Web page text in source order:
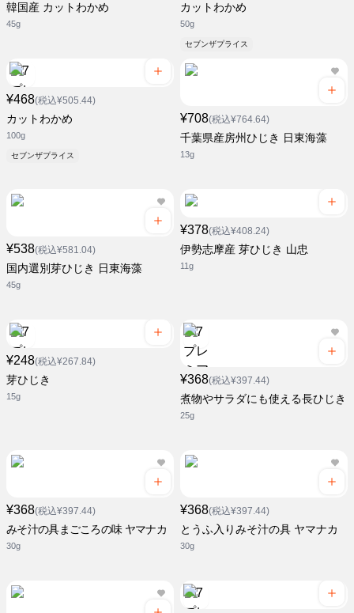
韓国産 カットわかめ
45g
カットわかめ
50g
セブンザプライス
¥468(税込¥505.44)
カットわかめ
100g
セブンザプライス
¥708(税込¥764.64)
千葉県産房州ひじき 日東海藻
13g
¥538(税込¥581.04)
国内選別芽ひじき 日東海藻
45g
¥378(税込¥408.24)
伊勢志摩産 芽ひじき 山忠
11g
¥248(税込¥267.84)
芽ひじき
15g
¥368(税込¥397.44)
煮物やサラダにも使える長ひじき
25g
¥368(税込¥397.44)
みそ汁の具まごころの味 ヤマナカ
30g
¥368(税込¥397.44)
とうふ入りみそ汁の具 ヤマナカ
30g